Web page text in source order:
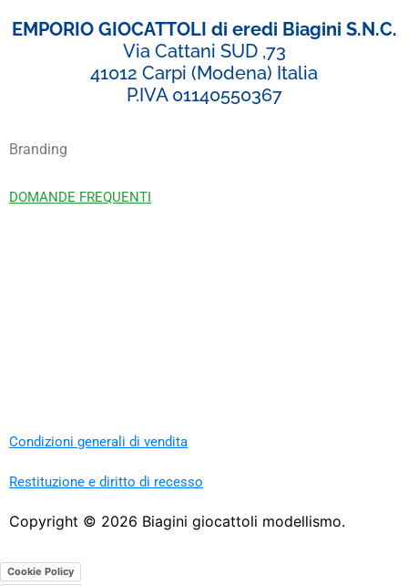
EMPORIO GIOCATTOLI di eredi Biagini S.N.C.
Via Cattani SUD ,73
41012 Carpi (Modena) Italia
P.IVA 01140550367
Branding
DOMANDE FREQUENTI
Condizioni generali di vendita
Restituzione e diritto di recesso
Copyright © 2026 Biagini giocattoli modellismo.
Cookie Policy